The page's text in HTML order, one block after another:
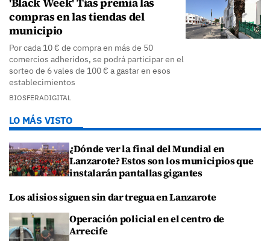
compras en las tiendas del
municipio
Por cada 10 € de compra en más de 50
comercios adheridos, se podrá participar en el
sorteo de 6 vales de 100 € a gastar en esos
establecimientos
BIOSFERADIGITAL
LO MÁS VISTO
¿Dónde ver la final del Mundial en
Lanzarote? Estos son los municipios que
instalarán pantallas gigantes
Los alisios siguen sin dar tregua en Lanzarote
Operación policial en el centro de
Arrecife